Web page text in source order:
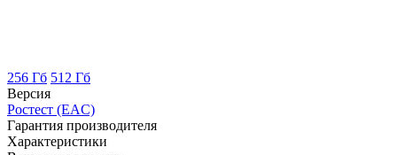
256 Гб 512 Гб
Версия
Ростест (EAC)
Гарантия производителя
Характеристики